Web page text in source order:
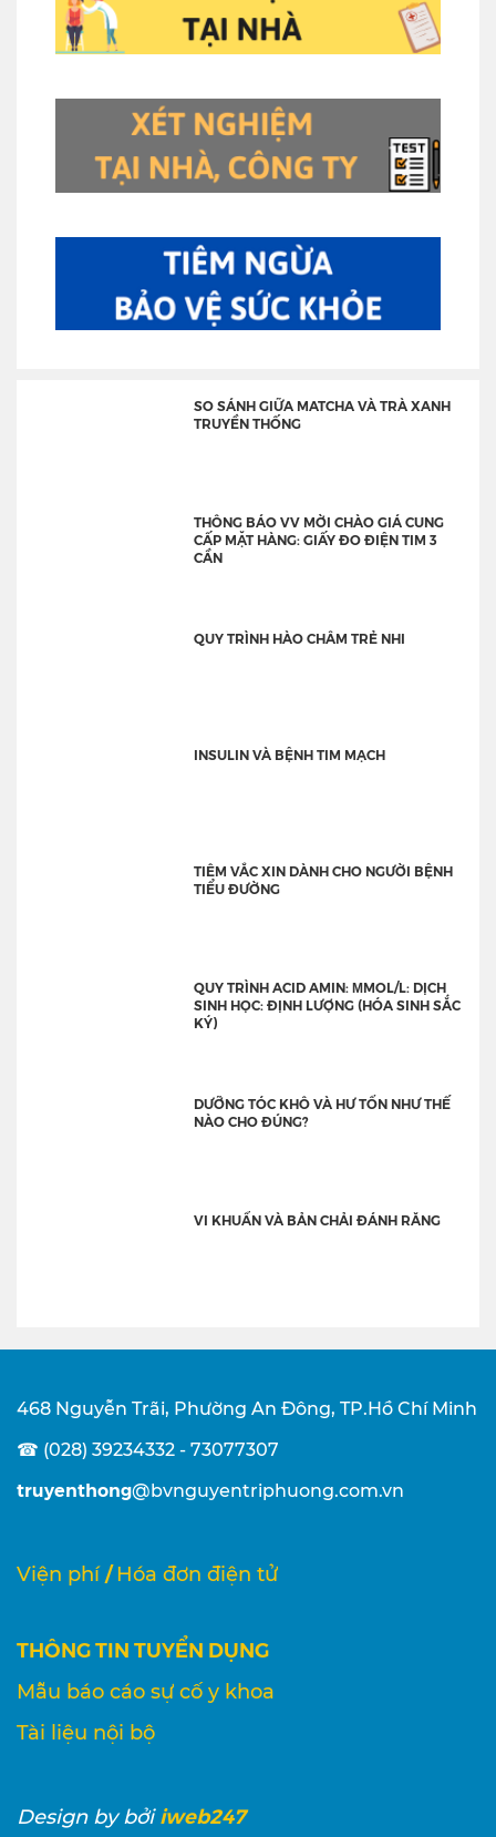
SO SÁNH GIỮA MATCHA VÀ TRÀ XANH
TRUYỀN THỐNG
THÔNG BÁO VV MỜI CHÀO GIÁ CUNG
CẤP MẶT HÀNG: GIẤY ĐO ĐIỆN TIM 3
CẦN
QUY TRÌNH HÀO CHÂM TRẺ NHI
INSULIN VÀ BỆNH TIM MẠCH
TIÊM VẮC XIN DÀNH CHO NGƯỜI BỆNH
TIỂU ĐƯỜNG
QUY TRÌNH ACID AMIN: ΜMOL/L: DỊCH
SINH HỌC: ĐỊNH LƯỢNG (HÓA SINH SẮC
KÝ)
DƯỠNG TÓC KHÔ VÀ HƯ TỔN NHƯ THẾ
NÀO CHO ĐÚNG?
VI KHUẨN VÀ BẢN CHẢI ĐÁNH RĂNG
468 Nguyễn Trãi, Phường An Đông, TP.Hồ Chí Minh
☎ (028) 39234332 - 73077307
truyenthong@bvnguyentriphuong.com.vn
Viện phí / Hóa đơn điện tử
THÔNG TIN TUYỂN DỤNG
Mẫu báo cáo sự cố y khoa
Tài liệu nội bộ
Designby bởi iweb247